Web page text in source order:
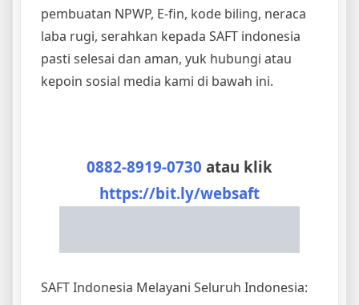
pembuatan NPWP, E-fin, kode biling, neraca
laba rugi, serahkan kepada SAFT indonesia
pasti selesai dan aman, yuk hubungi atau
kepoin sosial media kami di bawah ini.
0882-8919-0730 atau klik
https://bit.ly/websaft